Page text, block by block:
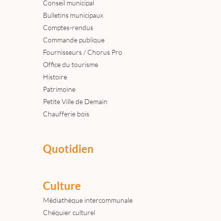
Conseil municipal
Bulletins municipaux
Comptes-rendus
Commande publique
Fournisseurs / Chorus Pro
Office du tourisme
Histoire
Patrimoine
Petite Ville de Demain
Chaufferie bois
Quotidien
Culture
Médiathèque intercommunale
Chéquier culturel